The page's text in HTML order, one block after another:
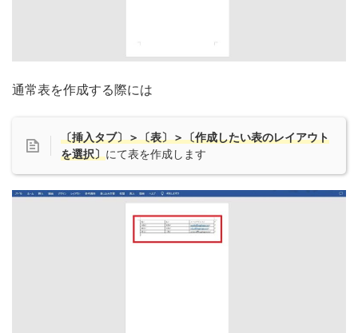
通常表を作成する際には
〔挿入タブ〕＞〔表〕＞〔作成したい表のレイアウト
を選択〕にて表を作成します